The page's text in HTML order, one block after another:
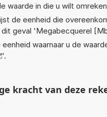
waarde in die u wilt
de eenheid die
geval 'Megabecquerel
waarnaar u de
'.
kracht van deze